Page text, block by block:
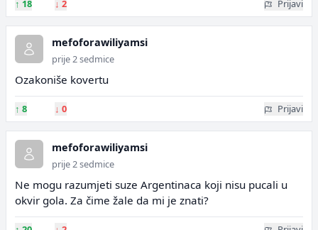
↑ 18 ↓ 2 Prijavi
mefoforawiliyamsi
prije 2 sedmice
Ozakoniše kovertu
↑ 8 ↓ 0 Prijavi
mefoforawiliyamsi
prije 2 sedmice
Ne mogu razumjeti suze Argentinaca koji nisu pucali u
okvir gola. Za čime žale da mi je znati?